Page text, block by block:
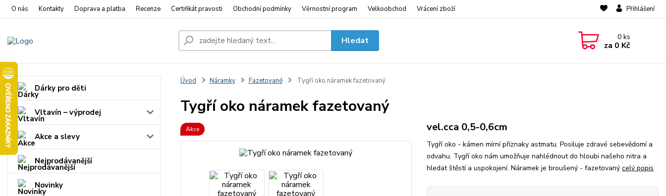
O nás Kontakty Doprava a platba Recenze Certifikát pravosti Obchodní podmínky Věrnostní program Velkoobchod Vrácení zboží Přihlášení
Hledat 0 ks
za 0 Kč
Dárky pro děti
Vltavín – výprodej
Akce a slevy
Nejprodávanější
Novinky
Úvod Náramky Fazetované Tygří oko náramek fazetovaný
Tygří oko náramek fazetovaný
Akce vel.cca 0,5-0,6cm
Tygří oko - kámen mírní příznaky astmatu. Posiluje zdravé sebevědomí a
odvahu. Tygří oko nám umožňuje nahlédnout do hloubi našeho nitra a
hledat štěstí a uspokojení. Náramek je broušený - fazetovanýcelý popis